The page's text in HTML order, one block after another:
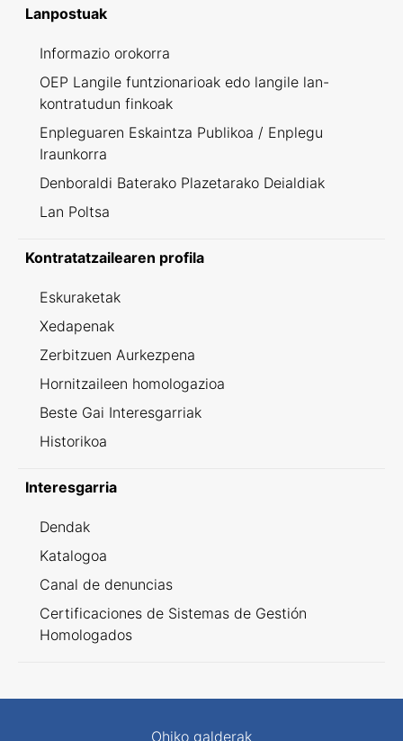
Lanpostuak
Informazio orokorra
OEP Langile funtzionarioak edo langile lan-
kontratudun finkoak
Enpleguaren Eskaintza Publikoa / Enplegu
Iraunkorra
Denboraldi Baterako Plazetarako Deialdiak
Lan Poltsa
Kontratatzailearen profila
Eskuraketak
Xedapenak
Zerbitzuen Aurkezpena
Hornitzaileen homologazioa
Beste Gai Interesgarriak
Historikoa
Interesgarria
Dendak
Katalogoa
Canal de denuncias
Certificaciones de Sistemas de Gestión
Homologados
Ohiko galderak